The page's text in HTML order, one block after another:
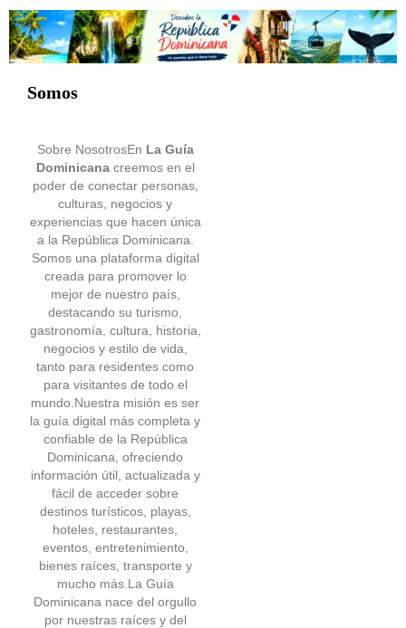
Somos
Sobre NosotrosEn La Guía
Dominicanacreemos en el
poder de conectar personas,
culturas, negocios y
experiencias que hacen única
a la República Dominicana.
Somos una plataforma digital
creada para promover lo
mejor de nuestro país,
destacando su turismo,
gastronomía, cultura, historia,
negocios y estilo de vida,
tanto para residentes como
para visitantes de todo el
mundo.Nuestra misión es ser
la guía digital más completa y
confiable de la República
Dominicana, ofreciendo
información útil, actualizada y
fácil de acceder sobre
destinos turísticos, playas,
hoteles, restaurantes,
eventos, entretenimiento,
bienes raíces, transporte y
mucho más.La Guía
Dominicana nace del orgullo
por nuestras raíces y del